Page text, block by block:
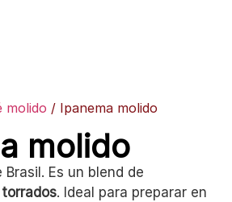
molido / Ipanema molido
molido
Es un blend de
torrados. Ideal para preparar en